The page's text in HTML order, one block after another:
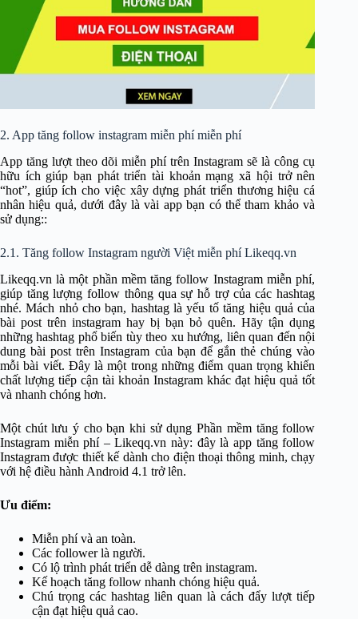
2. App tăng follow instagram miễn phí miễn phí
App tăng lượt theo dõi miễn phí trên Instagram sẽ là công cụ
hữu ích giúp bạn phát triển tài khoản mạng xã hội trở nên
“hot”, giúp ích cho việc xây dựng phát triển thương hiệu cá
nhân hiệu quả, dưới đây là vài app bạn có thể tham khảo và
sử dụng::
2.1. Tăng follow Instagram người Việt miễn phí Likeqq.vn
Likeqq.vn là một phần mềm tăng follow Instagram miễn phí,
giúp tăng lượng follow thông qua sự hỗ trợ của các hashtag
nhé. Mách nhỏ cho bạn, hashtag là yếu tố tăng hiệu quả của
bài post trên instagram hay bị bạn bỏ quên. Hãy tận dụng
những hashtag phổ biến tùy theo xu hướng, liên quan đến nội
dung bài post trên Instagram của bạn để gắn thẻ chúng vào
mỗi bài viết. Đây là một trong những điểm quan trọng khiến
chất lượng tiếp cận tài khoản Instagram khác đạt hiệu quả tốt
và nhanh chóng hơn.
Một chút lưu ý cho bạn khi sử dụng Phần mềm tăng follow
Instagram miễn phí – Likeqq.vn này: đây là app tăng follow
Instagram được thiết kế dành cho điện thoại thông minh, chạy
với hệ điều hành Android 4.1 trở lên.
Ưu điểm:
Miễn phí và an toàn.
Các follower là người.
Có lộ trình phát triển dễ dàng trên instagram.
Kế hoạch tăng follow nhanh chóng hiệu quả.
Chú trọng các hashtag liên quan là cách đẩy lượt tiếp
cận đạt hiệu quả cao.